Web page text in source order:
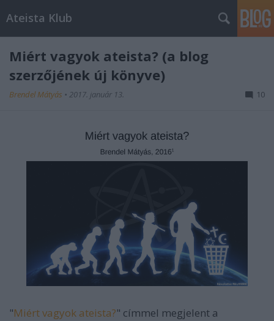
Ateista Klub
Miért vagyok ateista? (a blog
szerzőjének új könyve)
Brendel Mátyás • 2017. január 13. 10
"Miért vagyok ateista?" címmel megjelent a